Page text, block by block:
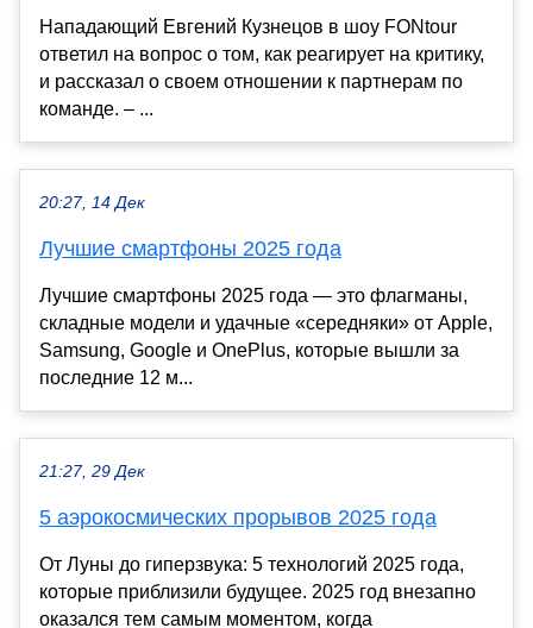
Нападающий Евгений Кузнецов в шоу FONtour
ответил на вопрос о том, как реагирует на критику,
и рассказал о своем отношении к партнерам по
команде. – ...
20:27, 14 Дек
Лучшие смартфоны 2025 года
Лучшие смартфоны 2025 года — это флагманы,
складные модели и удачные «середняки» от Apple,
Samsung, Google и OnePlus, которые вышли за
последние 12 м...
21:27, 29 Дек
5 аэрокосмических прорывов 2025 года
От Луны до гиперзвука: 5 технологий 2025 года,
которые приблизили будущее. 2025 год внезапно
оказался тем самым моментом, когда